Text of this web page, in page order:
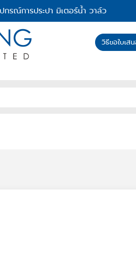
รณ์การประปา มิเตอร์น้ำ วาล์ว
วิธีขอใบเส